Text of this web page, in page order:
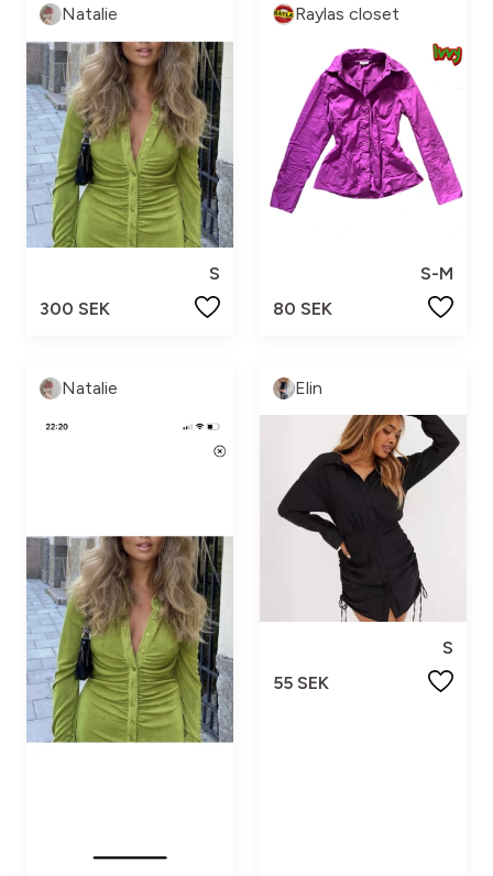
Natalie
S
300 SEK
Raylas closet
S-M
80 SEK
Natalie Elin
S
55 SEK